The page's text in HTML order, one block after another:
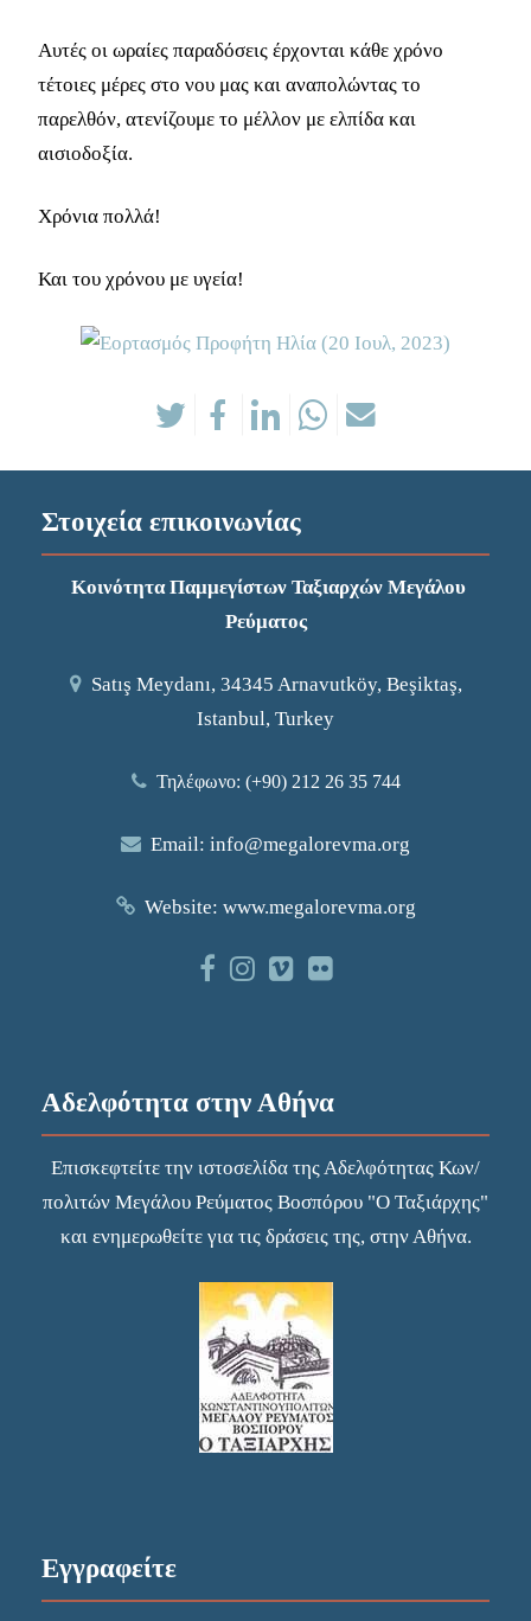
Αυτές οι ωραίες παραδόσεις έρχονται κάθε χρόνο
τέτοιες μέρες στο νου μας και αναπολώντας το
παρελθόν, ατενίζουμε το μέλλον με ελπίδα και
αισιοδοξία.
Χρόνια πολλά!
Και του χρόνου με υγεία!
Στοιχεία επικοινωνίας
Κοινότητα Παμμεγίστων Ταξιαρχών Μεγάλου
Ρεύματος
Satış Meydanı, 34345 Arnavutköy, Beşiktaş,
Istanbul, Turkey
Τηλέφωνο: (+90) 212 26 35 744
Email: info@megalorevma.org
Website: www.megalorevma.org
Αδελφότητα στην Αθήνα
Επισκεφτείτε την ιστοσελίδα της Αδελφότητας Κων/
πολιτών Μεγάλου Ρεύματος Βοσπόρου "Ο Ταξιάρχης"
και ενημερωθείτε για τις δράσεις της, στην Αθήνα.
Εγγραφείτε